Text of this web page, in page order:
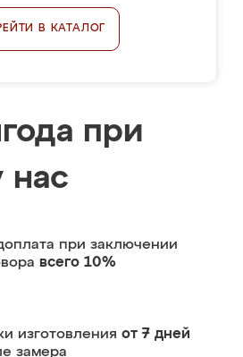
В КАТАЛОГ
при
нас
при заключении
всего 10%
изготовления от 7 дней
замера